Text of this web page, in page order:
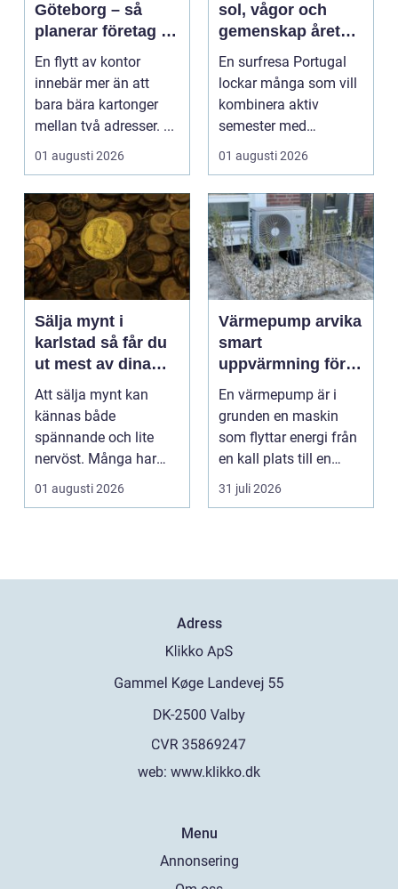
Göteborg – så
planerar företag en
smidig och trygg
flytt
En flytt av kontor
innebär mer än att
bara bära kartonger
mellan två adresser. ...
01 augusti 2026
sol, vågor och
gemenskap året
runt
En surfresa Portugal
lockar många som vill
kombinera aktiv
semester med
avkoppling, god mat
och enke...
01 augusti 2026
Sälja mynt i
karlstad så får du
ut mest av dina
samlingar
Att sälja mynt kan
kännas både
spännande och lite
nervöst. Många har
ärvt mynt, hittat gamla
burkar ...
01 augusti 2026
Värmepump arvika
smart
uppvärmning för
värmländskt klimat
En värmepump är i
grunden en maskin
som flyttar energi från
en kall plats till en
varm. Den använder...
31 juli 2026
Adress
web: www.klikko.dk
Menu
Annonsering